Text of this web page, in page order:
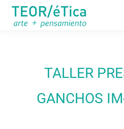
TALLER
GANCHOS